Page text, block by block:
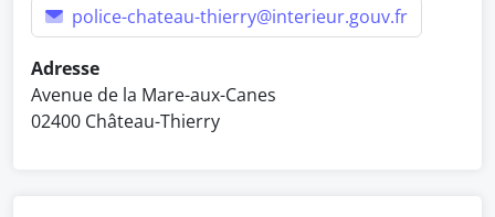
police-chateau-thierry@interieur.gouv.fr
Adresse
Avenue de la Mare-aux-Canes
02400 Château-Thierry